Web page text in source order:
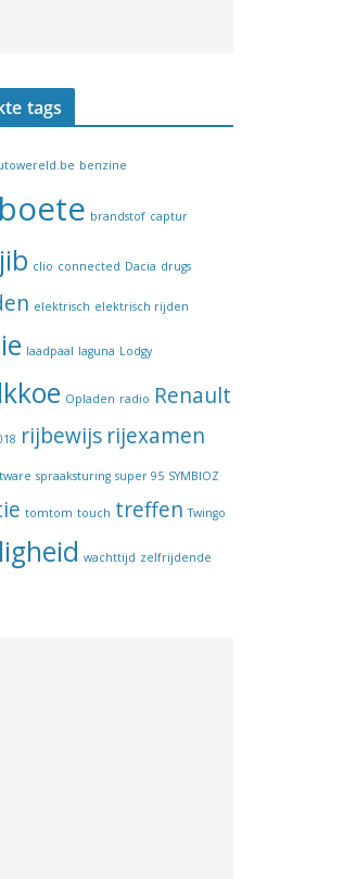
tags
benzine
boete brandstof captur
clio connected Dacia drugs
elektrisch elektrisch rijden
laadpaal laguna Lodgy
Opladen radio Renault
rijbewijs rijexamen
spraaksturing super 95 SYMBIOZ
tomtom touch treffen Twingo
wachttijd zelfrijdende